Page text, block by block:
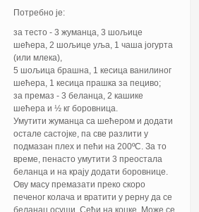
Потребно је:
за тесто - 3 жуманца, 3 шољице
шећера, 2 шољице уља, 1 чаша јогурта
(или млека),
5 шољица брашна, 1 кесица ванилиног
шећера, 1 кесица прашка за пециво;
за премаз - 3 беланца, 2 кашике
шећера и ½ кг боровница.
Умутити жуманца са шећером и додати
остале састојке, па све разлити у
подмазан плех и пећи на 200ºС. За то
време, пенасто умутити 3 преостала
беланца и на крају додати боровнице.
Ову масу премазати преко скоро
печеног колача и вратити у рерну да се
беланац осуши. Сећи на коцке. Може се